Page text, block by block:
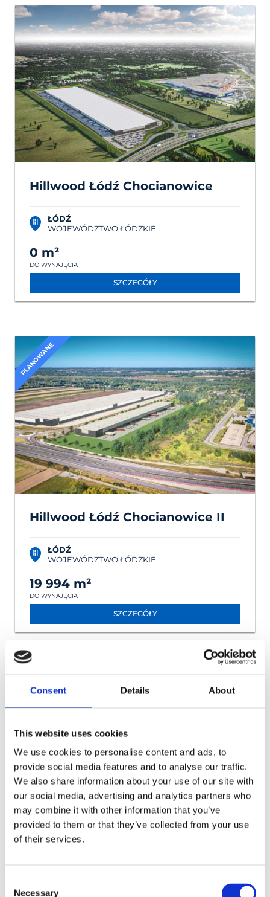
Consent Details About
This website uses cookies
We use cookies to personalise content and ads, to
provide social media features and to analyse our traffic.
We also share information about your use of our site with
our social media, advertising and analytics partners who
may combine it with other information that you’ve
provided to them or that they’ve collected from your use
of their services.
Necessary
Hillwood Łódź Chocianowice
ŁÓDŹ
WOJEWÓDZTWO ŁÓDZKIE
0 m²
DO WYNAJĘCIA
SZCZEGÓŁY
PLANOWANE
Hillwood Łódź Chocianowice II
ŁÓDŹ
WOJEWÓDZTWO ŁÓDZKIE
19 994 m²
DO WYNAJĘCIA
SZCZEGÓŁY
WYNAJĘTE
WOJEWÓDZTWO ŁÓDZKIE